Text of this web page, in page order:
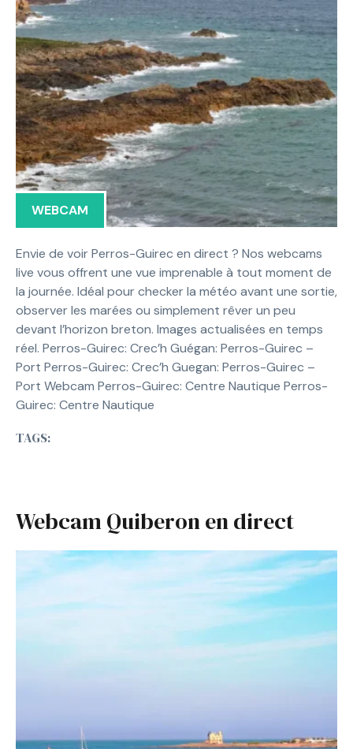
WEBCAM
Envie de voir Perros-Guirec en direct ? Nos webcams
live vous offrent une vue imprenable à tout moment de
la journée. Idéal pour checker la météo avant une sortie,
observer les marées ou simplement rêver un peu
devant l’horizon breton. Images actualisées en temps
réel. Perros-Guirec: Crec’h Guégan: Perros-Guirec –
Port Perros-Guirec: Crec’h Guegan: Perros-Guirec –
Port Webcam Perros-Guirec: Centre Nautique Perros-
Guirec: Centre Nautique
TAGS:
Webcam Quiberon en direct